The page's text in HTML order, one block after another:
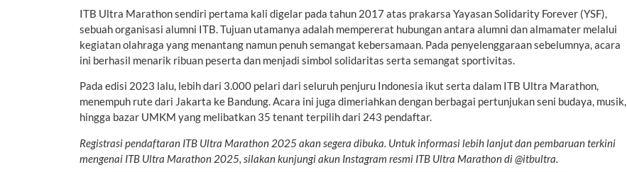
ITB Ultra Marathon sendiri pertama kali digelar pada tahun 2017 atas prakarsa Yayasan Solidarity Forever (YSF),
sebuah organisasi alumni ITB. Tujuan utamanya adalah mempererat hubungan antara alumni dan almamater melalui
kegiatan olahraga yang menantang namun penuh semangat kebersamaan. Pada penyelenggaraan sebelumnya, acara
ini berhasil menarik ribuan peserta dan menjadi simbol solidaritas serta semangat sportivitas.
Pada edisi 2023 lalu, lebih dari 3.000 pelari dari seluruh penjuru Indonesia ikut serta dalam ITB Ultra Marathon,
menempuh rute dari Jakarta ke Bandung. Acara ini juga dimeriahkan dengan berbagai pertunjukan seni budaya, musik,
hingga bazar UMKM yang melibatkan 35 tenant terpilih dari 243 pendaftar.
Registrasi pendaftaran ITB Ultra Marathon 2025 akan segera dibuka. Untuk informasi lebih lanjut dan pembaruan terkini
mengenai ITB Ultra Marathon 2025, silakan kunjungi akun Instagram resmi ITB Ultra Marathon di @itbultra.